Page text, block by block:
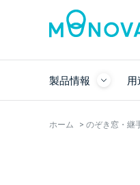
製品情報
ホーム > のぞき窓・継